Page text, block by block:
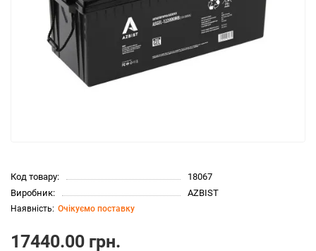
Код товару:
18067
Виробник:
AZBIST
Очікуємо поставку
17440.00 грн.